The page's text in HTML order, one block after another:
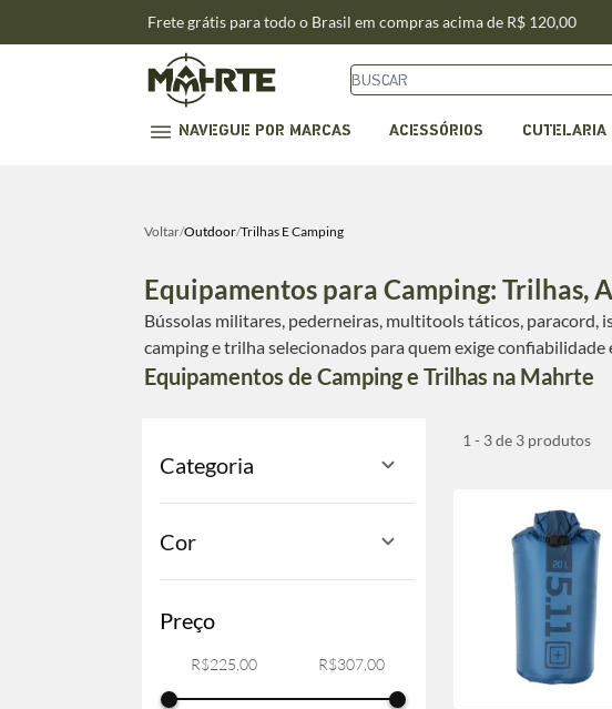
Frete grátis para todo o Brasil em compras acima de R$ 120,00
NAVEGUE POR MARCAS ACESSÓRIOS CUTELARIA
Voltar/Outdoor/Trilhas E Camping
Equipamentos para Camping: Trilhas,
Bússolas militares, pederneiras, multitools táticos, paracord,
camping e trilha selecionados para quem exige
Equipamentos de Camping e Trilhas na Mahrte
Cor
Categoria
Preço
1 - 3 de 3 produtos